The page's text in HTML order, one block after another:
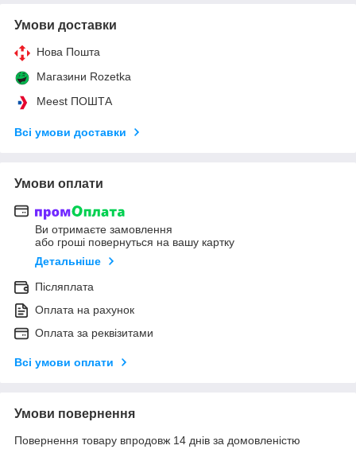
Умови доставки
Нова Пошта
Магазини Rozetka
Meest ПОШТА
Всі умови доставки
Умови оплати
Ви отримаєте замовлення
або гроші повернуться на вашу картку
Детальніше
Післяплата
Оплата на рахунок
Оплата за реквізитами
Всі умови оплати
Умови повернення
Повернення товару впродовж 14 днів за домовленістю